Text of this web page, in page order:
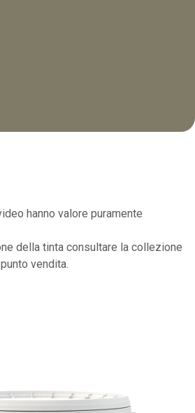
hanno valore puramente
della tinta consultare la collezione
vendita.